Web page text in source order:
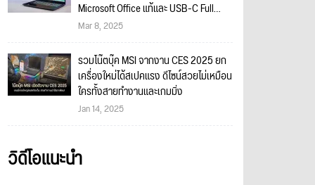
Microsoft Office แท้และ USB-C Full
Function ราคาเริ่มต้นเบา 16,990 บาท
Mar 8, 2025
รวมโน๊ตบุ๊ค MSI จากงาน CES 2025 ยก
เครื่องใหม่ได้สเปคแรง ดีไซน์สวยไม่เหมือน
ใครทั้งสายทำงานและเกมมิ่ง
Jan 14, 2025
วิดีโอแนะนำ